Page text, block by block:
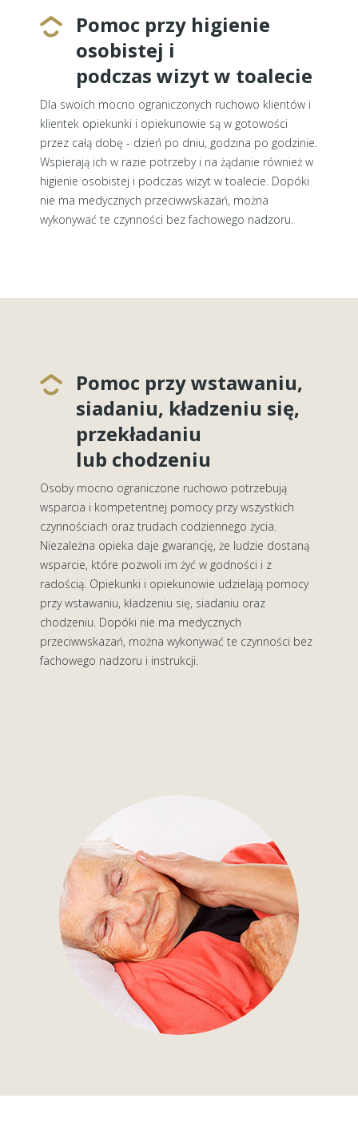
Pomoc przy higienie
osobistej i
podczas wizyt w toalecie
Dla swoich mocno ograniczonych ruchowo klientów i
klientek opiekunki i opiekunowie są w gotowości
przez całą dobę - dzień po dniu, godzina po godzinie.
Wspierają ich w razie potrzeby i na żądanie również w
higienie osobistej i podczas wizyt w toalecie. Dopóki
nie ma medycznych przeciwwskazań, można
wykonywać te czynności bez fachowego nadzoru.
Pomoc przy wstawaniu,
siadaniu, kładzeniu się,
przekładaniu
lub chodzeniu
Osoby mocno ograniczone ruchowo potrzebują
wsparcia i kompetentnej pomocy przy wszystkich
czynnościach oraz trudach codziennego życia.
Niezależna opieka daje gwarancję, że ludzie dostaną
wsparcie, które pozwoli im żyć w godności i z
radością. Opiekunki i opiekunowie udzielają pomocy
przy wstawaniu, kładzeniu się, siadaniu oraz
chodzeniu. Dopóki nie ma medycznych
przeciwwskazań, można wykonywać te czynności bez
fachowego nadzoru i instrukcji.